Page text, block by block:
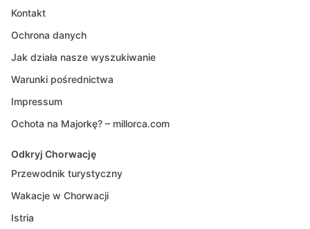
Kontakt
Ochrona danych
Jak działa nasze wyszukiwanie
Warunki pośrednictwa
Impressum
Ochota na Majorkę? – millorca.com
Odkryj Chorwację
Przewodnik turystyczny
Wakacje w Chorwacji
Istria